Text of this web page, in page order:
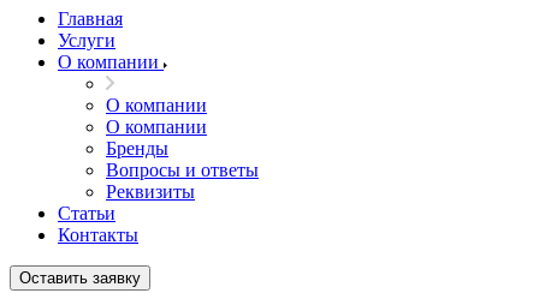
Главная
Услуги
О компании
О компании
О компании
Бренды
Вопросы и ответы
Реквизиты
Статьи
Контакты
Оставить заявку